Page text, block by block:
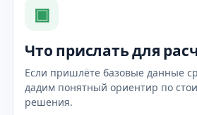
▣
Что прислать для
Если пришлёте базовые данные
дадим понятный ориентир по
решения.